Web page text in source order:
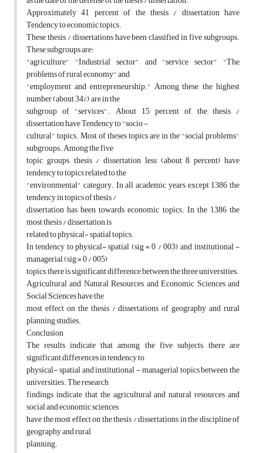
Approximately 41 percent of the thesis / dissertation have
Tendency to economic topics.
These thesis / dissertations have been classified in five subgroups.
These subgroups are:
"agriculture", "Industrial sector", and "service sector", "The
problems of rural economy" and
"employment and entrepreneurship." Among these, the highest
number (about 34%), are in the
subgroup of "services". About 15 percent of the thesis /
dissertation have Tendency to "socio -
cultural" topics. Most of theses topics are in the "social problems"
subgroups. Among the five
topic groups, thesis / dissertation less (about 8 percent) have
tendency to topics related to the
"environmental" category. In all academic years except 1386 the
tendency in topics of thesis /
dissertation has been towards economic topics. In the 1386 the
most thesis / dissertation is
related to physical- spatial topics.
In tendency to physical- spatial (sig = 0 / 003), and institutional -
managerial (sig = 0 / 005)
topics, there is significant difference between the three universities.
Agricultural and Natural Resources, and Economic Sciences and
Social Sciences have the
most effect on the thesis / dissertations of geography and rural
planning studies.
Conclusion
The results indicate that among the five subjects, there are
significant differences in tendency to
physical- spatial and institutional - managerial topics between the
universities. The research
findings indicate that the agricultural and natural resources and
social and economic sciences
have the most effect on the thesis / dissertations in the discipline of
geography and rural
planning.